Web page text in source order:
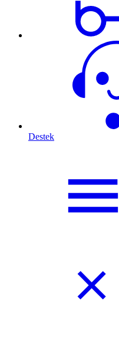
Destek